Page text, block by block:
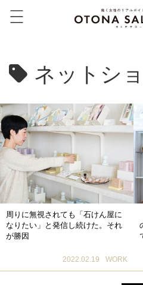
ネットシ
周りに無視されても「石けん屋に
なりたい」と発信し続けた。それ
が勝因
2022.02.19 WORK